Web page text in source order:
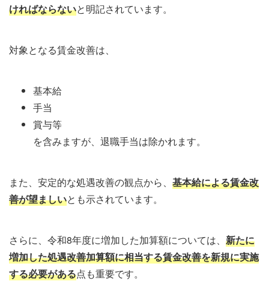
ければならないと明記されています。
対象となる賃金改善は、
基本給
手当
賞与等
を含みますが、退職手当は除かれます。
また、安定的な処遇改善の観点から、 基本給による賃金改
善が望ましいとも示されています。
さらに、令和8年度に増加した加算額については、 新たに
増加した処遇改善加算額に相当する賃金改善を新規に実施
する必要がある点も重要です。